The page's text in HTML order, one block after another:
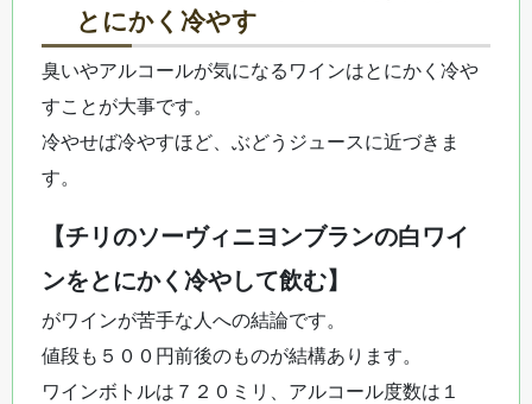
とにかく冷やす
臭いやアルコールが気になるワインはとにかく冷や
すことが大事です。
冷やせば冷やすほど、ぶどうジュースに近づきま
す。
【チリのソーヴィニヨンブランの白ワイ
ンをとにかく冷やして飲む】
がワインが苦手な人への結論です。
値段も５００円前後のものが結構あります。
ワインボトルは７２０ミリ、アルコール度数は１